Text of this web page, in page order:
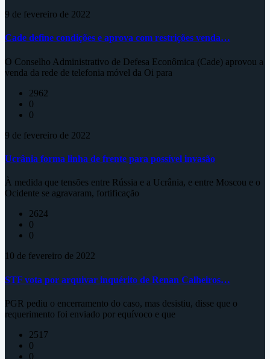
9 de fevereiro de 2022
Cade define condições e aprova com restrições venda…
O Conselho Administrativo de Defesa Econômica (Cade) aprovou a
venda da rede de telefonia móvel da Oi para
2962
0
0
9 de fevereiro de 2022
Ucrânia forma linha de frente para possível invasão
À medida que tensões entre Rússia e a Ucrânia, e entre Moscou e o
Ocidente se agravaram, fortificação
2624
0
0
10 de fevereiro de 2022
STF vota por arquivar inquérito de Renan Calheiros…
PGR pediu o encerramento do caso, mas desistiu, disse que o
requerimento foi enviado por equívoco e que
2517
0
0